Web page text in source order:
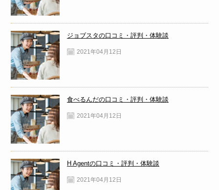
ジョブスタの口コミ・評判・体験談
2021年04月12日
食べるんだの口コミ・評判・体験談
2021年04月12日
H Agentの口コミ・評判・体験談
2021年04月12日